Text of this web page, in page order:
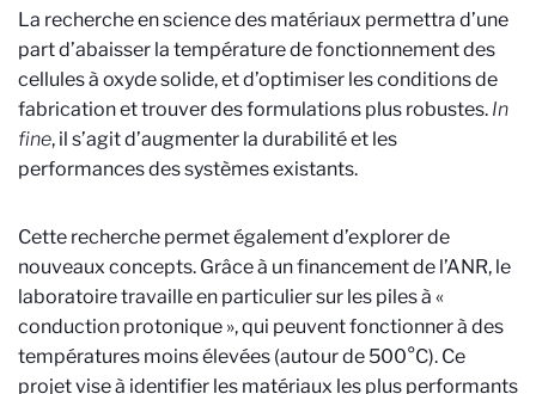
La recherche en science des matériaux permettra d’une
part d’abaisser la température de fonctionnement des
cellules à oxyde solide, et d’optimiser les conditions de
fabrication et trouver des formulations plus robustes. In
fine, il s’agit d’augmenter la durabilité et les
performances des systèmes existants.
Cette recherche permet également d’explorer de
nouveaux concepts. Grâce à un financement de l’ANR, le
laboratoire travaille en particulier sur les piles à «
conduction protonique », qui peuvent fonctionner à des
températures moins élevées (autour de 500°C). Ce
projet vise à identifier les matériaux les plus performants